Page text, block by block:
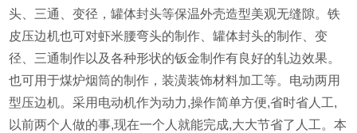
头、三通、变径，罐体封头等保温外壳造型美观无缝隙。铁
皮压边机也可对虾米腰弯头的制作、罐体封头的制作、变
径、三通制作以及各种形状的钣金制作有良好的轧边效果。
也可用于煤炉烟筒的制作，装潢装饰材料加工等。电动两用
型压边机。采用电动机作为动力,操作简单方便,省时省人工,
以前两个人做的事,现在一个人就能完成,大大节省了人工。本